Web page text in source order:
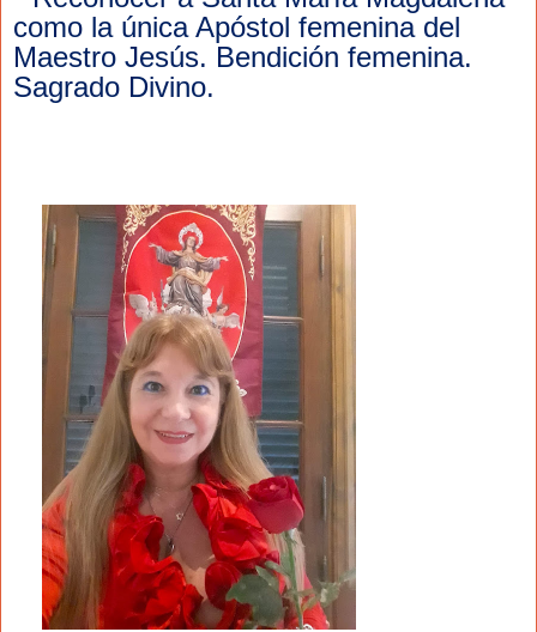
como la única Apóstol femenina del
Maestro Jesús. Bendición femenina.
Sagrado Divino.